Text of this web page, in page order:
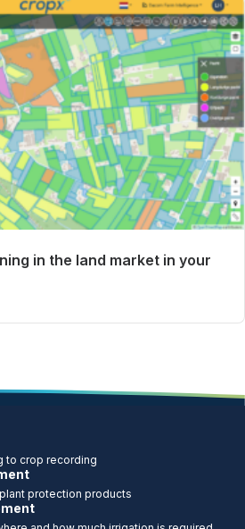
in the land market in your
to crop recording
protection products